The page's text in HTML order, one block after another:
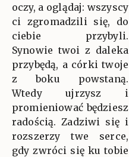
oczy, a oglądaj: wszyscy
ci zgromadzili się, do
ciebie przybyli.
Synowie twoi z daleka
przybędą, a córki twoje
z boku powstaną.
Wtedy ujrzysz i
promieniować będziesz
radością. Zadziwi się i
rozszerzy twe serce,
gdy zwróci się ku tobie